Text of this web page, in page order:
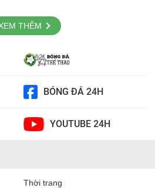
THÊM
BÓNG ĐÁ 24H
YOUTUBE 24H
Thời trang